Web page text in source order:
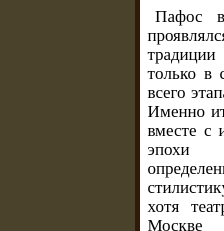
Пафос
традиции
только в
всего
Именно
вместе с
эпохи
хотя
Москве